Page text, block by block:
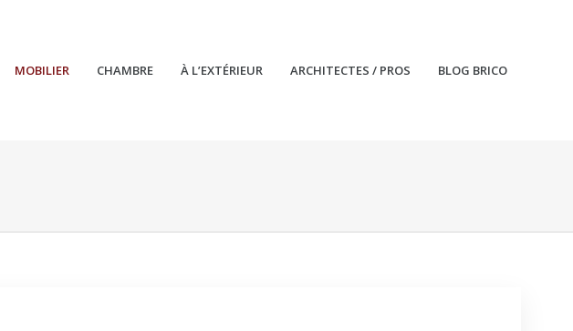
MOBILIER CHAMBRE À L’EXTÉRIEUR ARCHITECTES / PROS BLOG BRICO